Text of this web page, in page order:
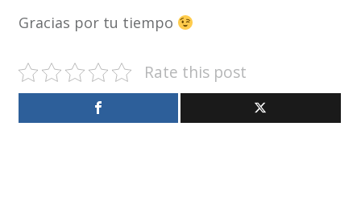
Gracias por tu tiempo
Rate this post